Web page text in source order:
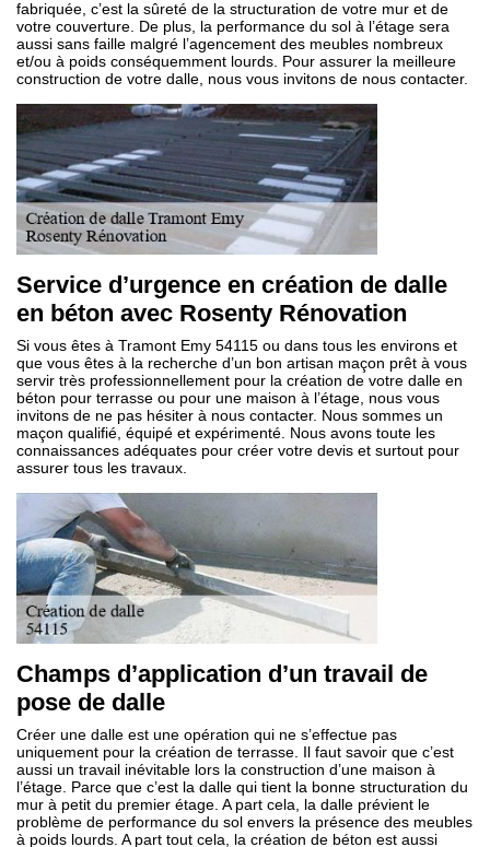
fabriquée, c’est la sûreté de la structuration de votre mur et de
votre couverture. De plus, la performance du sol à l’étage sera
aussi sans faille malgré l’agencement des meubles nombreux
et/ou à poids conséquemment lourds. Pour assurer la meilleure
construction de votre dalle, nous vous invitons de nous contacter.
Service d’urgence en création de dalle
en béton avec Rosenty Rénovation
Si vous êtes à Tramont Emy 54115 ou dans tous les environs et
que vous êtes à la recherche d’un bon artisan maçon prêt à vous
servir très professionnellement pour la création de votre dalle en
béton pour terrasse ou pour une maison à l’étage, nous vous
invitons de ne pas hésiter à nous contacter. Nous sommes un
maçon qualifié, équipé et expérimenté. Nous avons toute les
connaissances adéquates pour créer votre devis et surtout pour
assurer tous les travaux.
Champs d’application d’un travail de
pose de dalle
Créer une dalle est une opération qui ne s’effectue pas
uniquement pour la création de terrasse. Il faut savoir que c’est
aussi un travail inévitable lors la construction d’une maison à
l’étage. Parce que c’est la dalle qui tient la bonne structuration du
mur à petit du premier étage. A part cela, la dalle prévient le
problème de performance du sol envers la présence des meubles
à poids lourds. A part tout cela, la création de béton est aussi